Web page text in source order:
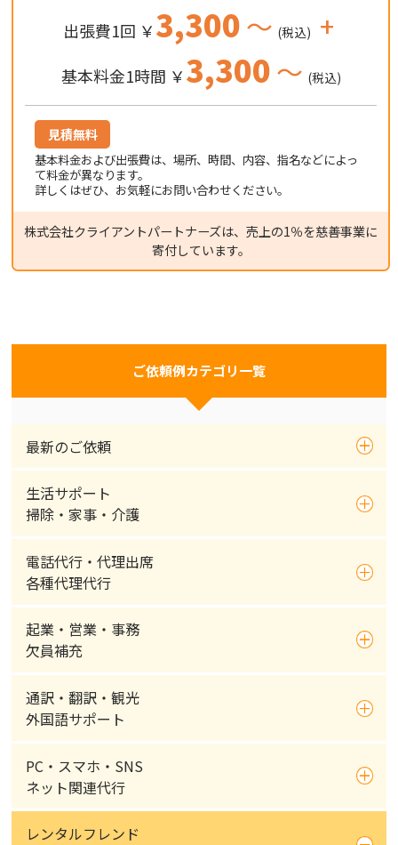
出張費1回 ￥3,300～ (税込) +
基本料金1時間 ￥3,300～ (税込)
見積無料
基本料金および出張費は、場所、時間、内容、指名などによっ
て料金が異なります。
詳しくはぜひ、お気軽にお問い合わせください。
株式会社クライアントパートナーズは、売上の1％を慈善事業に
寄付しています。
ご依頼例カテゴリ一覧
最新のご依頼
生活サポート
掃除・家事・介護
電話代行・代理出席
各種代理代行
起業・営業・事務
欠員補充
通訳・翻訳・観光
外国語サポート
PC・スマホ・SNS
ネット関連代行
レンタルフレンド